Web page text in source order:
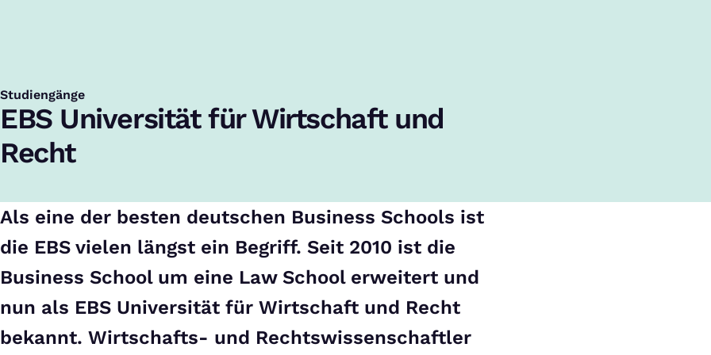
Studiengänge
:EBS Universität für Wirtschaft und
Recht
Als eine der besten deutschen Business Schools ist
die EBS vielen längst ein Begriff. Seit 2010 ist die
Business School um eine Law School erweitert und
nun als EBS Universität für Wirtschaft und Recht
bekannt. Wirtschafts- und Rechtswissenschaftler